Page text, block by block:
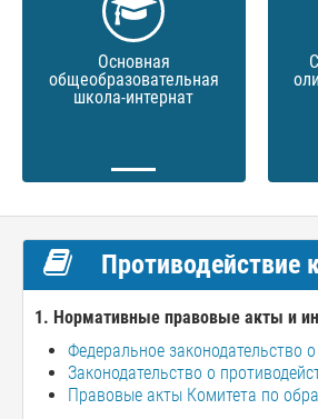
Основная
общеобразовательная
школа-интернат
Противодействие
1. Нормативные правовые акты и
Федеральное законодательство
Законодательство о
Правовые акты Комитета по